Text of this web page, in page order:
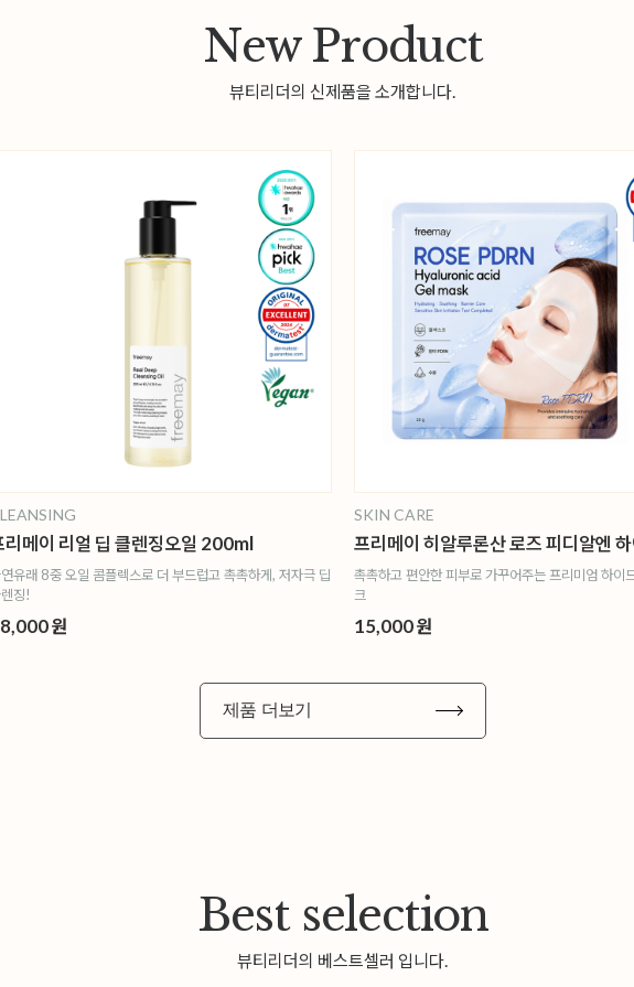
New Product
뷰티리더의 신제품을 소개합니다.
리메이 리얼 딥 클렌징오일 200ml
유래 8중 오일 콤플렉스로 더 부드럽고 촉촉하게, 저자극 딥
징!
원
SKIN CARE
촉촉하고 편안한 피부로 가꾸어주는 프리미엄 하이
크
15,000 원
제품 더보기
Best selection
뷰티리더의 베스트셀러 입니다.